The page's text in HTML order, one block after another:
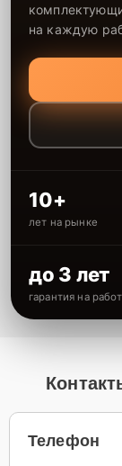
на каждую
10+
лет на рынке
до 3 лет
гарантия на
Телефон